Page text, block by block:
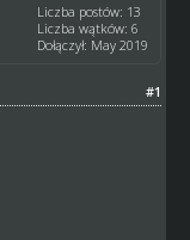
Liczba postów: 13
Liczba wątków: 6
Dołączył: May 2019
#1